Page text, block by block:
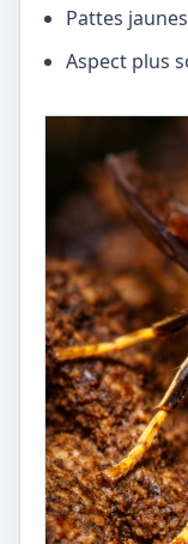
Pattes
Aspect plus